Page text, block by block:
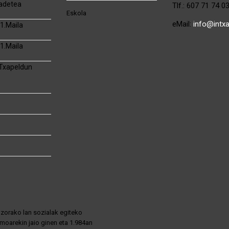
Eskola
Tlf.: 607 71 74 03
eMail:
lan sozialak egiteko
jaio ginen eta 1.984an